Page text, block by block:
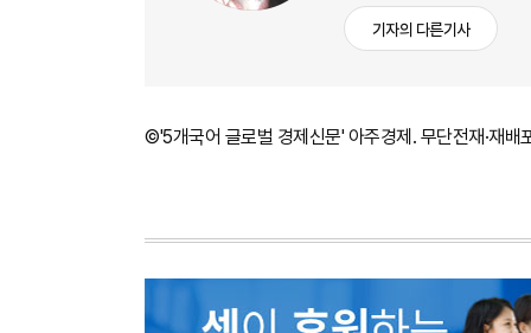
기자의 다른기사
©'5개국어 글로벌 경제신문' 아주경제. 무단전재·재배